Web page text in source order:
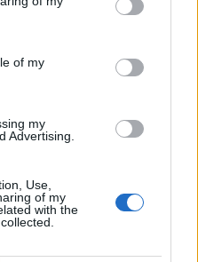
of my
my
Advertising.
Use,
of my
with the
előtti vetítésre
pedig a Legends
el a
A Bizalomkártya
a zsebünkben, amely
vásárlók mindennapjait,